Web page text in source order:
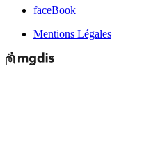
faceBook
Mentions Légales